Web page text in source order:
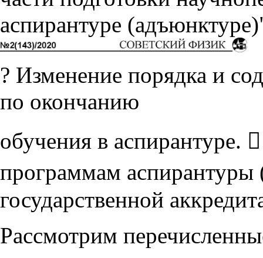
аспирантуре
? Изменение порядка и
по окончанию
обучения в
программам
государственной
Рассмотрим